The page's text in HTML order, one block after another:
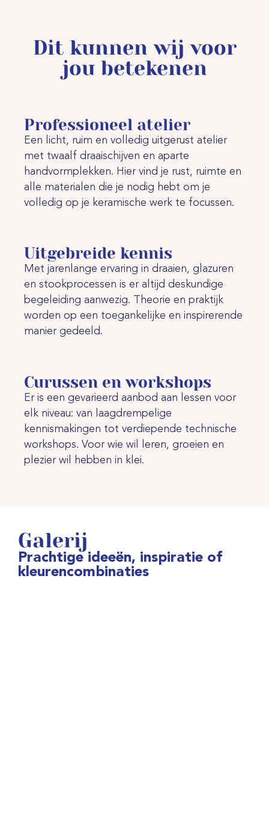
Dit kunnen wij voor
jou betekenen
Professioneel atelier
Een licht, ruim en volledig uitgerust atelier
met twaalf draaischijven en aparte
handvormplekken. Hier vind je rust, ruimte en
alle materialen die je nodig hebt om je
volledig op je keramische werk te focussen.
Uitgebreide kennis
Met jarenlange ervaring in draaien, glazuren
en stookprocessen is er altijd deskundige
begeleiding aanwezig. Theorie en praktijk
worden op een toegankelijke en inspirerende
manier gedeeld.
Curussen en workshops
Er is een gevarieerd aanbod aan lessen voor
elk niveau: van laagdrempelige
kennismakingen tot verdiepende technische
workshops. Voor wie wil leren, groeien en
plezier wil hebben in klei.
Galerij
Prachtige ideeën, inspiratie of
kleurencombinaties